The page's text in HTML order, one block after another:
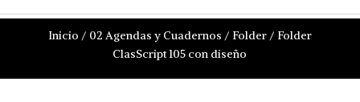
Inicio / 02 Agendas y Cuadernos / Folder/ Folder
ClasScript 105 con diseño